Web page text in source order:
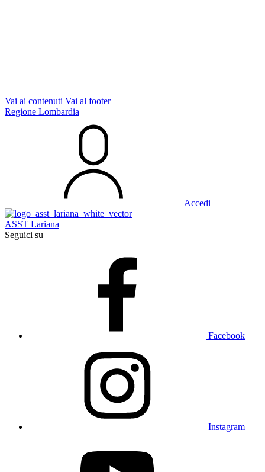
Vai ai contenuti Vai al footer
Regione Lombardia
Accedi
ASST Lariana
Seguici su
Facebook
Instagram